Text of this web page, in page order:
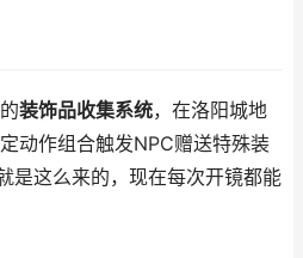
装饰品收集系统，在洛阳城地
动作组合触发NPC赠送特殊装
是这么来的，现在每次开镜都能